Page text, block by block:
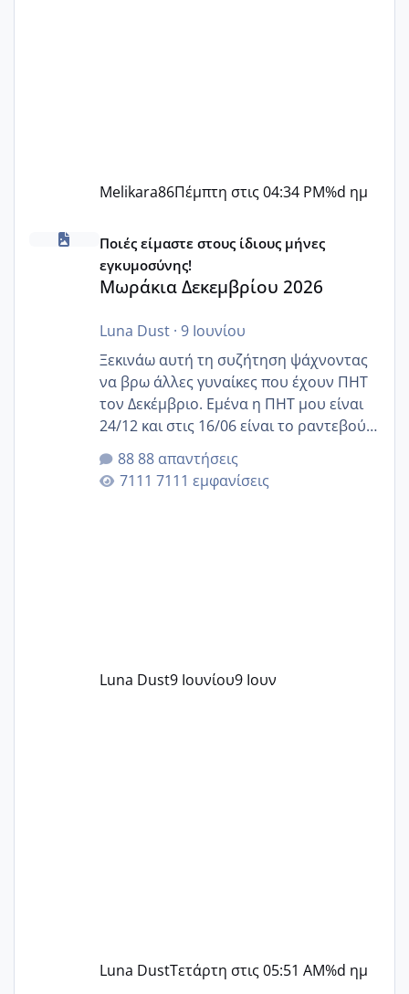
Melikara86Πέμπτη στις 04:34 PM%d ημ
Μωράκια Δεκεμβρίου 2026
Ποιές είμαστε στους ίδιους μήνες
εγκυμοσύνης!
Μωράκια Δεκεμβρίου 2026
Luna Dust· 9 Ιουνίου
Ξεκινάω αυτή τη συζήτηση ψάχνοντας
να βρω άλλες γυναίκες που έχουν ΠΗΤ
τον Δεκέμβριο. Εμένα η ΠΗΤ μου είναι
24/12 και στις 16/06 είναι το ραντεβού
της αυχενικής διαφάνειας. Έχω αρκετό
άγχος και οι μέρες δεν φαίνεται να
περνάνε με τίποτα.
88 απαντήσεις
7111 εμφανίσεις
Luna Dust9 Ιουνίου9 Ιουν
Luna DustΤετάρτη στις 05:51 AM%d ημ